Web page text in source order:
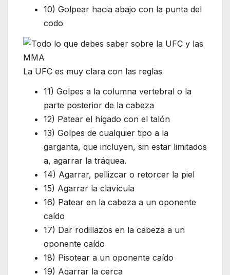
10) Golpear hacia abajo con la punta del
codo
La UFC es muy clara con las reglas
11) Golpes a la columna vertebral o la
parte posterior de la cabeza
12) Patear el hígado con el talón
13) Golpes de cualquier tipo a la
garganta, que incluyen, sin estar limitados
a, agarrar la tráquea.
14) Agarrar, pellizcar o retorcer la piel
15) Agarrar la clavícula
16) Patear en la cabeza a un oponente
caído
17) Dar rodillazos en la cabeza a un
oponente caído
18) Pisotear a un oponente caído
19) Agarrar la cerca